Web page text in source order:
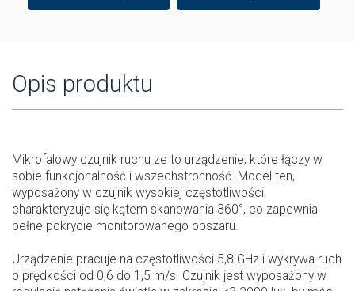
Opis produktu
Mikrofalowy czujnik ruchu ze to urządzenie, które łączy w
sobie funkcjonalność i wszechstronność. Model ten,
wyposażony w czujnik wysokiej częstotliwości,
charakteryzuje się kątem skanowania 360°, co zapewnia
pełne pokrycie monitorowanego obszaru.
Urządzenie pracuje na częstotliwości 5,8 GHz i wykrywa ruch
o prędkości od 0,6 do 1,5 m/s. Czujnik jest wyposażony w